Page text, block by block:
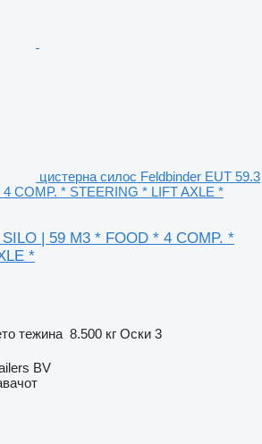
цистерна силос Feldbinder EUT 59.3
COMP. * STEERING * LIFT AXLE *
| 59 M3 * FOOD * 4 COMP. *
*
тежина 8.500 кг Оски 3
BV